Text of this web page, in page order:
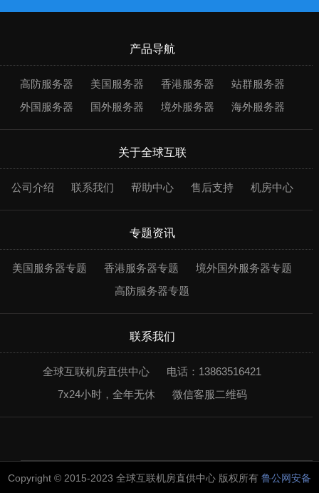
产品导航
高防服务器 美国服务器 香港服务器
站群服务器
外国服务器
国外服务器 境外服务器 海外服务器
关于全球互联
公司介绍 联系我们 帮助中心 售后支持 机房中心
专题资讯
美国服务器专题 香港服务器专题
境外国外服务器专题
高防服务器专题
联系我们
全球互联机房直供中心
电话：13863516421
7x24小时，全年无休
微信客服二维码
Copyright © 2015-2023 全球互联机房直供中心 版权所有 鲁公网安备